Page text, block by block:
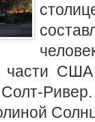
части